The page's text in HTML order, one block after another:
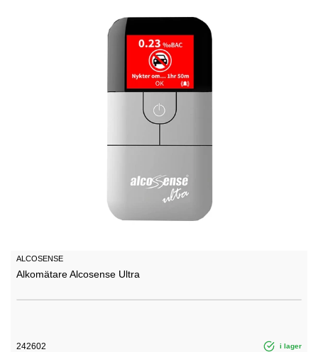
ALCOSENSE
Alkomätare Alcosense Ultra
242602 i lager